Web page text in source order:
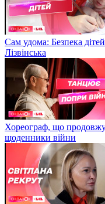
Сам удома: Безпека
Лізвінська
Хореограф, що
щоденники війни